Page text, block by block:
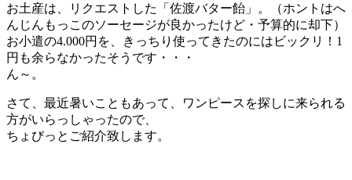
お土産は、リクエストした「佐渡バター飴」。（ホントはへ
んじんもっこのソーセージが良かったけど・予算的に却下）
お小遣の4.000円を、きっちり使ってきたのにはビックリ！1
円も余らなかったそうです・・・
ん～。
さて、最近暑いこともあって、ワンピースを探しに来られる
方がいらっしゃったので、
ちょびっとご紹介致します。